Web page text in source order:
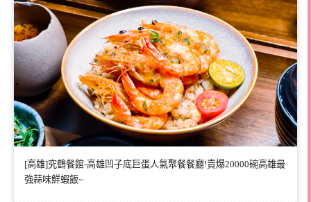
[高雄]究鶴餐館-高雄凹子底巨蛋人氣聚餐餐廳!賣爆20000碗高雄最
強蒜味鮮蝦飯~